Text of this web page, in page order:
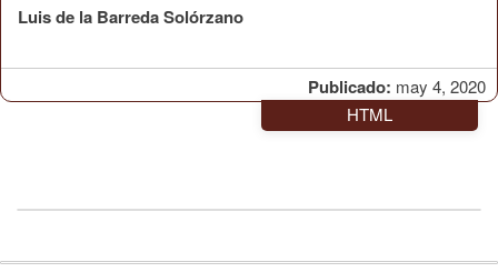
Publicado: may 4, 2020
Luis de la Barreda Solórzano
HTML